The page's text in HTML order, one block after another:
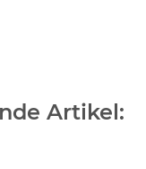
Artikel: